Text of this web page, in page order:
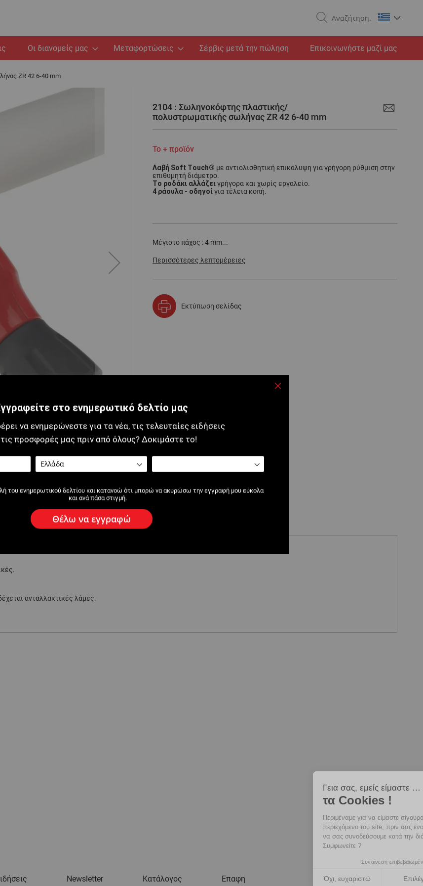
Οι διανομείς μας Μεταφορτώσεις Σέρβις μετά την πώληση Επικοινωνήστε μαζί μας
ZR 42 6-40 mm
2104 : Σωληνοκόφτης πλαστικής/
πολυστρωματικής σωλήνας ZR 42 6-40 mm
Το + προϊόν
Λαβή Soft Touch® με αντιολισθητική επικάλυψη για γρήγορη ρύθμιση στην
επιθυμητή διάμετρο.
Το ροδάκι αλλάζειγρήγορα και χωρίς εργαλείο.
4 ράουλα - οδηγοίγια τέλεια κοπή.
Μέγιστο πάχος : 4 mm...
Περισσότερες λεπτομέρειες
Εκτύπωση σελίδας
ανταλλακτικές λάμες.
Newsletter Κατάλογος Eπαφη
στο ενημερωτικό δελτίο μας
να ενημερώνεστε για τα νέα, τις τελευταίες ειδήσεις
τις προσφορές μας πριν από όλους? Δοκιμάστε το!
του ενημερωτικού δελτίου και κατανοώ ότι μπορώ να ακυρώσω την εγγραφή μου εύκολα
και ανά πάσα στιγμή.
Θέλω να εγγραφώ
site, πριν σας ενοχλήσουμε. Όμως θα θέλαμε να σας
συνοδεύσουμε κατά την διάρκεια της επίσκεψής σας. Συμφωνείτε
Όχι, ευχαριστώ Επιλέγω Ναι, συμφωνώ